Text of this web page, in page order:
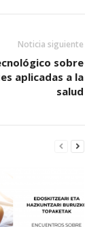
Noticia siguiente
sobre
aplicadas a la
salud